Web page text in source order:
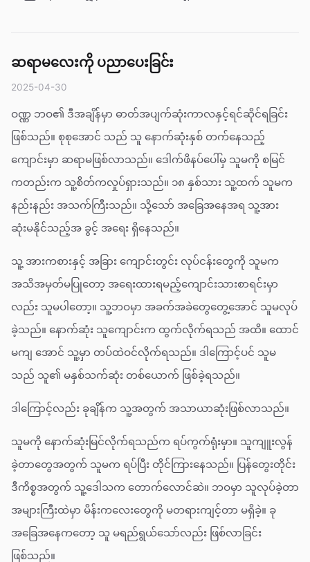
ဆရာမလေးကို ပညာပေးခြင်း
2025-04-30
ဝဏ္ဏ ဘဝ၏ ဒီအချိန်မှာ ဓာတ်အပျက်ဆုံးကာလနှင့်ရင်ဆိုင်ရခြင်း
ဖြစ်သည်။ စုစုအောင် သည် သူ နောက်ဆုံးနှစ် တက်နေသည့်
ကျောင်းမှာ ဆရာမဖြစ်လာသည်။ ဒေါက်ဖိနပ်ပေါ်မှ သူမကို စမြင်
ကတည်းက သူ့စိတ်ကလှုပ်ရှားသည်။ ၁၈ နှစ်သား သူ့ထက် သူမက
နည်းနည်း အသက်ကြီးသည်။ သို့သော် အခြေအနေအရ သူ့အား
ဆုံးမနိုင်သည့်အ ခွင့် အရေး ရှိနေသည်။
သူ့ အားကစားနှင့် အခြား ကျောင်းတွင်း လုပ်ငန်းတွေကို သူမက
အသိအမှတ်မပြုတော့ အရေးထားရမည့်ကျောင်းသားစာရင်းမှာ
လည်း သူမပါတော့။ သူ့ဘဝမှာ အခက်အခဲတွေတွေ့အောင် သူမလုပ်
ခဲ့သည်။ နောက်ဆုံး သူကျောင်းက ထွက်လိုက်ရသည် အထိ။ ထောင်
မကျ အောင် သူ့မှာ တပ်ထဲဝင်လိုက်ရသည်။ ဒါကြောင့်ပင် သူမ
သည် သူ၏ မနှစ်သက်ဆုံး တစ်ယောက် ဖြစ်ခဲ့ရသည်။
ဒါကြောင့်လည်း ခုချိန်က သူ့အတွက် အသာယာဆုံးဖြစ်လာသည်။
သူမကို နောက်ဆုံးမြင်လိုက်ရသည်က ရပ်ကွက်ရုံးမှာ။ သူကျူးလွန်
ခဲ့တာတွေအတွက် သူမက ရပ်ပြီး တိုင်ကြားနေသည်။ ပြန်တွေးတိုင်း
ဒီကိစ္စအတွက် သူ့ဒေါသက တောက်လောင်ဆဲ။ ဘဝမှာ သူလုပ်ခဲ့တာ
အများကြီးထဲမှာ မိန်းကလေးတွေကို မတရားကျင့်တာ မရှိခဲ့။ ခု
အခြေအနေကတော့ သူ မရည်ရွယ်သော်လည်း ဖြစ်လာခြင်း
ဖြစ်သည်။